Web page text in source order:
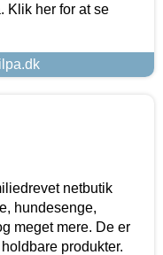
Klik her for at se
netbutik
hundesenge,
meget mere. De er
produkter.